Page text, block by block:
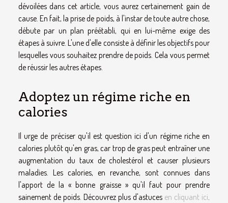
dévoilées dans cet article, vous aurez certainement gain de
cause. En fait, la prise de poids, à l'instar de toute autre chose,
débute par un plan préétabli, qui en lui-même exige des
étapes à suivre. L'une d'elle consiste à définir les objectifs pour
lesquelles vous souhaitez prendre de poids. Cela vous permet
de réussir les autres étapes.
Adoptez un régime riche en
calories
Il urge de préciser qu'il est question ici d'un régime riche en
calories plutôt qu'en gras, car trop de gras peut entraîner une
augmentation du taux de cholestérol et causer plusieurs
maladies. Les calories, en revanche, sont connues dans
l'apport de la « bonne graisse » qu'il faut pour prendre
sainement de poids. Découvrez plus d'astuces en cliquant ici.